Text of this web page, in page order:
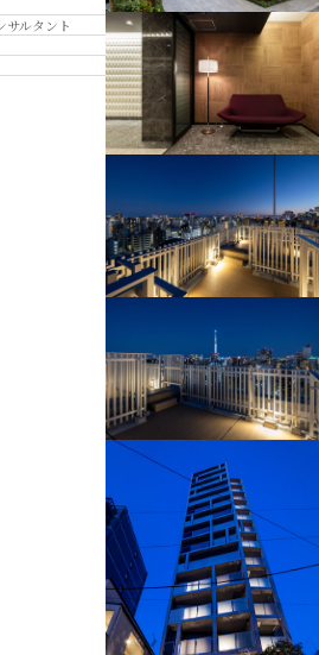
サルタント
HOME賃貸物
件検索
最新
情報
ページト
ップ
© 2026 Taisei-Yuraku Real Estate Co.,Ltd.